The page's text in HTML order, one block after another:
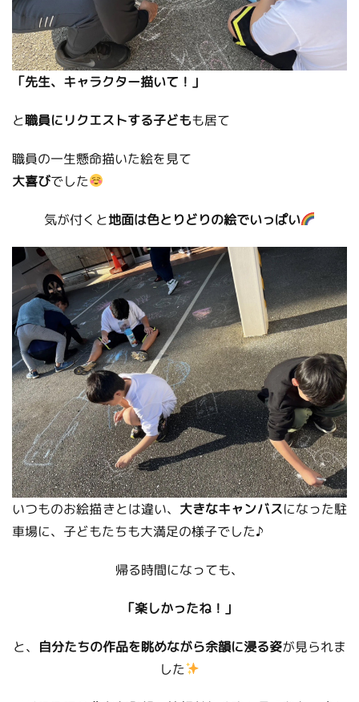
「先生、キャラクター描いて！」
と職員にリクエストする子どもも居て
職員の一生懸命描いた絵を見て
大喜びでした
気が付くと地面は色とりどりの絵でいっぱい
いつものお絵描きとは違い、 大きなキャンバスになった駐
車場に、子どもたちも大満足の様子でした♪
帰る時間になっても、
「楽しかったね！」
と、 自分たちの作品を眺めながら余韻に浸る姿が見られま
した